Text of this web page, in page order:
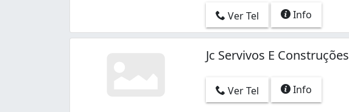
Ver Tel Info
Jc Servivos E Construções
Ver Tel Info